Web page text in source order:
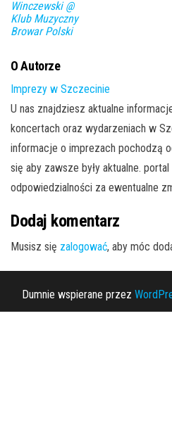
Winczewski @
Klub Muzyczny
Browar Polski
O Autorze
Imprezy w Szczecinie
U nas znajdziesz aktualne
koncertach oraz wydarzeniach w
informacje o imprezach pochodzą
się aby zawsze były aktualne.
odpowiedzialności za ewentualne
Dodaj komentarz
Musisz się zalogować, aby móc
Dumnie wspierane przez